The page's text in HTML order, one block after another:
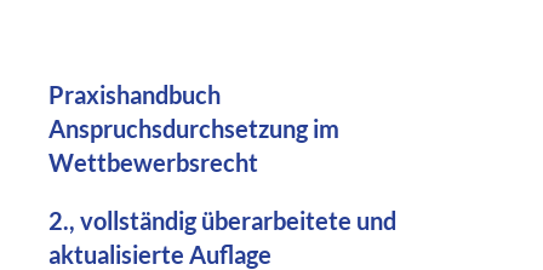
Praxishandbuch
Anspruchsdurchsetzung im
Wettbewerbsrecht
2., vollständig überarbeitete und
aktualisierte Auflage